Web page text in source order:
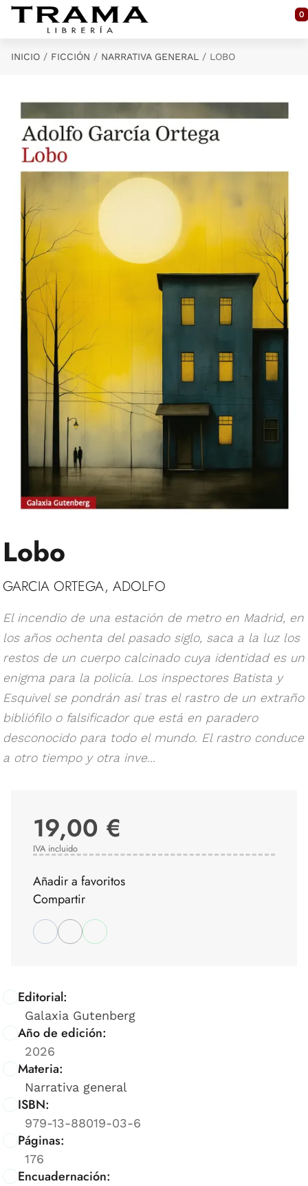
Saltar al contenido principal
0
INICIO FICCIÓN NARRATIVA GENERAL LOBO
Lobo
GARCIA ORTEGA, ADOLFO
El incendio de una estación de metro en Madrid, en
los años ochenta del pasado siglo, saca a la luz los
restos de un cuerpo calcinado cuya identidad es un
enigma para la policía. Los inspectores Batista y
Esquivel se pondrán así tras el rastro de un extraño
bibliófilo o falsificador que está en paradero
desconocido para todo el mundo. El rastro conduce
a otro tiempo y otra inve...
Editorial:
Galaxia Gutenberg
Año de edición:
2026
Materia:
Narrativa general
ISBN:
979-13-88019-03-6
Páginas:
176
Encuadernación:
19,00 €
IVA incluido
Añadir a favoritos
Compartir